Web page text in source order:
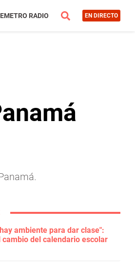
RADIO EN DIRECTO
ambiente para dar clase":
del calendario escolar